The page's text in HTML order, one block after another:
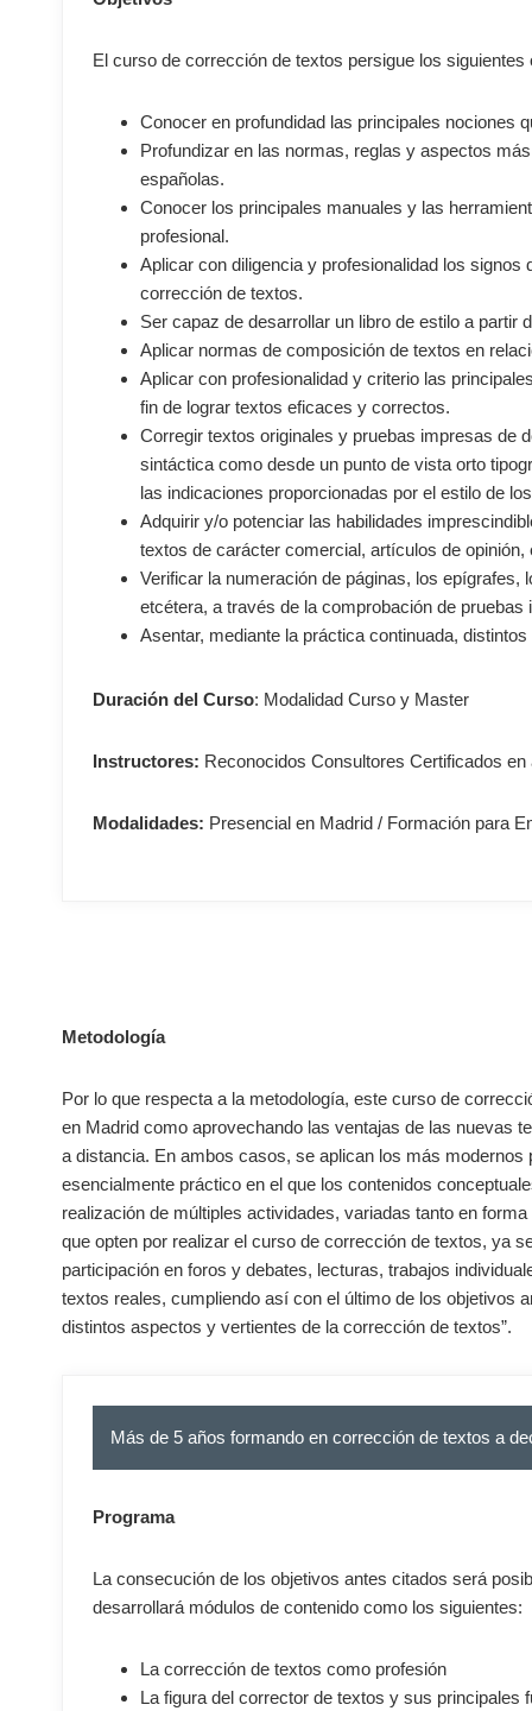
El curso de corrección de textos persigue los
Conocer en profundidad las principales nociones
Profundizar en las normas, reglas y aspectos
españolas.
Conocer los principales manuales y las
profesional.
Aplicar con diligencia y profesionalidad los
corrección de textos.
Ser capaz de desarrollar un libro de estilo a partir
Aplicar normas de composición de textos en
Aplicar con profesionalidad y criterio las
fin de lograr textos eficaces y correctos.
Corregir textos originales y pruebas impresas de
sintáctica como desde un punto de vista orto
las indicaciones proporcionadas por el estilo de
Adquirir y/o potenciar las habilidades
textos de carácter comercial, artículos de opinión,
Verificar la numeración de páginas, los
etcétera, a través de la comprobación de pruebas
Asentar, mediante la práctica continuada,
Duración del Curso: Modalidad Curso y Master
Instructores: Reconocidos Consultores Certificados en
Modalidades: Presencial en Madrid / Formación para
Metodología
Por lo que respecta a la metodología, este curso de
en Madrid como aprovechando las ventajas de las nuevas
a distancia. En ambos casos, se aplican los más
esencialmente práctico en el que los contenidos
realización de múltiples actividades, variadas tanto en
que opten por realizar el curso de corrección de textos, ya
participación en foros y debates, lecturas, trabajos
textos reales, cumpliendo así con el último de los objetivos
distintos aspectos y vertientes de la corrección de textos”.
Más de 5 años formando en corrección de textos a
Programa
La consecución de los objetivos antes citados será
desarrollará módulos de contenido como los siguientes:
La corrección de textos como profesión
La figura del corrector de textos y sus principales